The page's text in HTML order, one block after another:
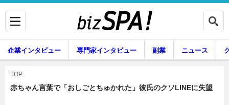
企業インタビュー 専門家インタビュー 副業 ニュース
暮らし
TOP
赤ちゃん言葉で「おしごとちゅかれた」彼氏のクソLINEに失望